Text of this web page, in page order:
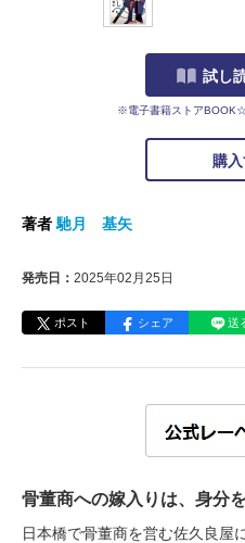
試し
※電子書籍ストア
購
著者 馳月 基矢
発売日： 2025年02月25日
ポスト シェア 送
骨董商への嫁入りは、身分
日本橋で骨董商を営む佐久良屋